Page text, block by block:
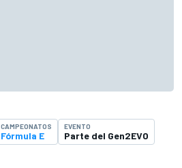
CAMPEONATOS
Fórmula E
EVENTO
Parte del Gen2EVO